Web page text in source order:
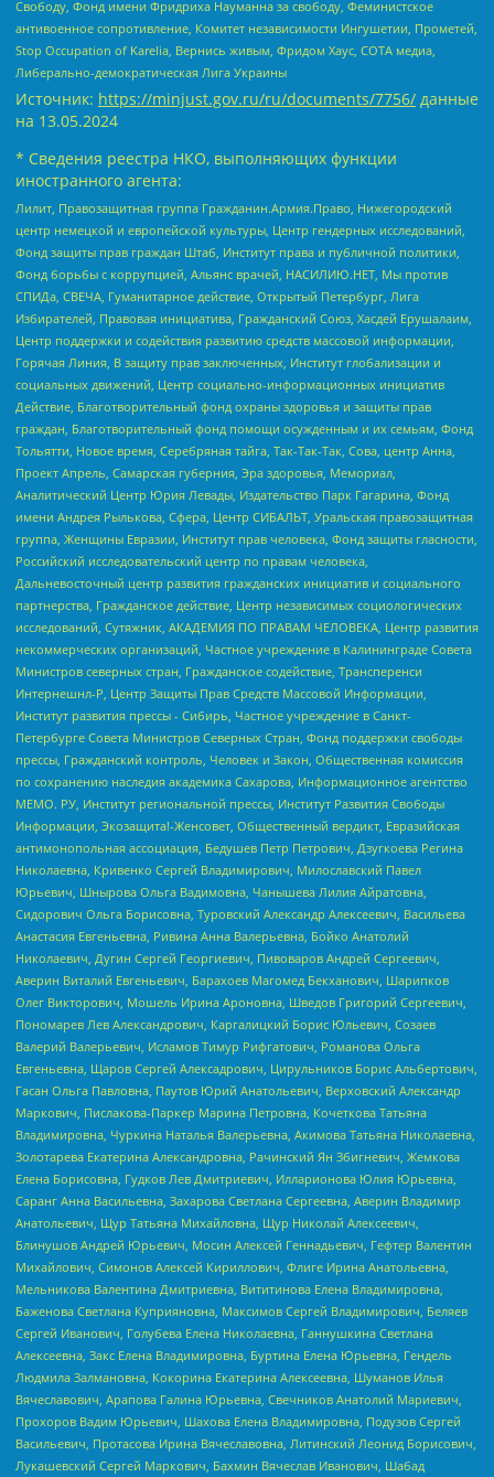
Свободу, Фонд имени Фридриха Науманна за свободу, Феминистское
антивоенное сопротивление, Комитет независимости Ингушетии, Прометей,
Stop Occupation of Karelia, Вернись живым, Фридом Хаус, СОТА медиа,
Либерально-демократическая Лига Украины
Источник: https://minjust.gov.ru/ru/documents/7756/ данные
на 13.05.2024
* Сведения реестра НКО, выполняющих функции
иностранного агента:
Лилит, Правозащитная группа Гражданин.Армия.Право, Нижегородский
центр немецкой и европейской культуры, Центр гендерных исследований,
Фонд защиты прав граждан Штаб, Институт права и публичной политики,
Фонд борьбы с коррупцией, Альянс врачей, НАСИЛИЮ.НЕТ, Мы против
СПИДа, СВЕЧА, Гуманитарное действие, Открытый Петербург, Лига
Избирателей, Правовая инициатива, Гражданский Союз, Хасдей Ерушалаим,
Центр поддержки и содействия развитию средств массовой информации,
Горячая Линия, В защиту прав заключенных, Институт глобализации и
социальных движений, Центр социально-информационных инициатив
Действие, Благотворительный фонд охраны здоровья и защиты прав
граждан, Благотворительный фонд помощи осужденным и их семьям, Фонд
Тольятти, Новое время, Серебряная тайга, Так-Так-Так, Сова, центр Анна,
Проект Апрель, Самарская губерния, Эра здоровья, Мемориал,
Аналитический Центр Юрия Левады, Издательство Парк Гагарина, Фонд
имени Андрея Рылькова, Сфера, Центр СИБАЛЬТ, Уральская правозащитная
группа, Женщины Евразии, Институт прав человека, Фонд защиты гласности,
Российский исследовательский центр по правам человека,
Дальневосточный центр развития гражданских инициатив и социального
партнерства, Гражданское действие, Центр независимых социологических
исследований, Сутяжник, АКАДЕМИЯ ПО ПРАВАМ ЧЕЛОВЕКА, Центр развития
некоммерческих организаций, Частное учреждение в Калининграде Совета
Министров северных стран, Гражданское содействие, Трансперенси
Интернешнл-Р, Центр Защиты Прав Средств Массовой Информации,
Институт развития прессы - Сибирь, Частное учреждение в Санкт-
Петербурге Совета Министров Северных Стран, Фонд поддержки свободы
прессы, Гражданский контроль, Человек и Закон, Общественная комиссия
по сохранению наследия академика Сахарова, Информационное агентство
МЕМО. РУ, Институт региональной прессы, Институт Развития Свободы
Информации, Экозащита!-Женсовет, Общественный вердикт, Евразийская
антимонопольная ассоциация, Бедушев Петр Петрович, Дзугкоева Регина
Николаевна, Кривенко Сергей Владимирович, Милославский Павел
Юрьевич, Шнырова Ольга Вадимовна, Чанышева Лилия Айратовна,
Сидорович Ольга Борисовна, Туровский Александр Алексеевич, Васильева
Анастасия Евгеньевна, Ривина Анна Валерьевна, Бойко Анатолий
Николаевич, Дугин Сергей Георгиевич, Пивоваров Андрей Сергеевич,
Аверин Виталий Евгеньевич, Барахоев Магомед Бекханович, Шарипков
Олег Викторович, Мошель Ирина Ароновна, Шведов Григорий Сергеевич,
Пономарев Лев Александрович, Каргалицкий Борис Юльевич, Созаев
Валерий Валерьевич, Исламов Тимур Рифгатович, Романова Ольга
Евгеньевна, Щаров Сергей Алексадрович, Цирульников Борис Альбертович,
Гасан Ольга Павловна, Паутов Юрий Анатольевич, Верховский Александр
Маркович, Пислакова-Паркер Марина Петровна, Кочеткова Татьяна
Владимировна, Чуркина Наталья Валерьевна, Акимова Татьяна Николаевна,
Золотарева Екатерина Александровна, Рачинский Ян Збигневич, Жемкова
Елена Борисовна, Гудков Лев Дмитриевич, Илларионова Юлия Юрьевна,
Саранг Анна Васильевна, Захарова Светлана Сергеевна, Аверин Владимир
Анатольевич, Щур Татьяна Михайловна, Щур Николай Алексеевич,
Блинушов Андрей Юрьевич, Мосин Алексей Геннадьевич, Гефтер Валентин
Михайлович, Симонов Алексей Кириллович, Флиге Ирина Анатольевна,
Мельникова Валентина Дмитриевна, Вититинова Елена Владимировна,
Баженова Светлана Куприяновна, Максимов Сергей Владимирович, Беляев
Сергей Иванович, Голубева Елена Николаевна, Ганнушкина Светлана
Алексеевна, Закс Елена Владимировна, Буртина Елена Юрьевна, Гендель
Людмила Залмановна, Кокорина Екатерина Алексеевна, Шуманов Илья
Вячеславович, Арапова Галина Юрьевна, Свечников Анатолий Мариевич,
Прохоров Вадим Юрьевич, Шахова Елена Владимировна, Подузов Сергей
Васильевич, Протасова Ирина Вячеславовна, Литинский Леонид Борисович,
Лукашевский Сергей Маркович, Бахмин Вячеслав Иванович, Шабад